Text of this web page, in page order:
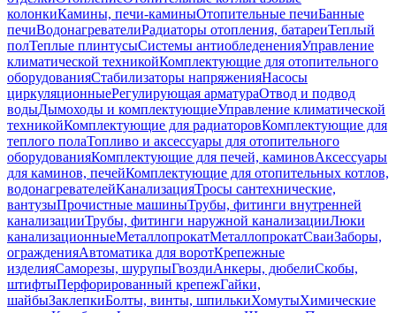
колонкиКамины, печи-каминыОтопительные печиБанные
печиВодонагревателиРадиаторы отопления, батареиТеплый
полТеплые плинтусыСистемы антиобледененияУправление
климатической техникойКомплектующие для отопительного
оборудованияСтабилизаторы напряженияНасосы
циркуляционныеРегулирующая арматураОтвод и подвод
водыДымоходы и комплектующиеУправление климатической
техникойКомплектующие для радиаторовКомплектующие для
теплого полаТопливо и аксессуары для отопительного
оборудованияКомплектующие для печей, каминовАксессуары
для каминов, печейКомплектующие для отопительных котлов,
водонагревателейКанализацияТросы сантехнические,
вантузыПрочистные машиныТрубы, фитинги внутренней
канализацииТрубы, фитинги наружной канализацииЛюки
канализационныеМеталлопрокатМеталлопрокатСваиЗаборы,
огражденияАвтоматика для воротКрепежные
изделияСаморезы, шурупыГвоздиАнкеры, дюбелиСкобы,
штифтыПерфорированный крепежГайки,
шайбыЗаклепкиБолты, винты, шпилькиХомутыХимические